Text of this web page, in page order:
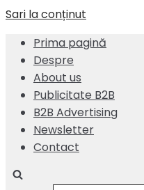
Sari la conținut
Prima pagină
Despre
About us
Publicitate B2B
B2B Advertising
Newsletter
Contact